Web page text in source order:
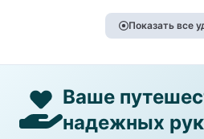
Показать все
Ваше
надежных